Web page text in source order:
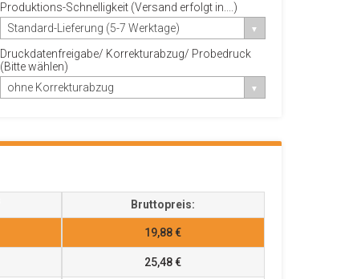
Produktions-Schnelligkeit (Versand erfolgt in....)
Standard-Lieferung (5-7 Werktage)
Druckdatenfreigabe/ Korrekturabzug/ Probedruck
(Bitte wählen)
ohne Korrekturabzug
Bruttopreis:
19,88 €
25,48 €